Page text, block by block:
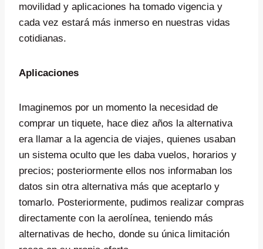
movilidad y aplicaciones ha tomado vigencia y
cada vez estará más inmerso en nuestras vidas
cotidianas.
Aplicaciones
Imaginemos por un momento la necesidad de
comprar un tiquete, hace diez años la alternativa
era llamar a la agencia de viajes, quienes usaban
un sistema oculto que les daba vuelos, horarios y
precios; posteriormente ellos nos informaban los
datos sin otra alternativa más que aceptarlo y
tomarlo. Posteriormente, pudimos realizar compras
directamente con la aerolínea, teniendo más
alternativas de hecho, donde su única limitación